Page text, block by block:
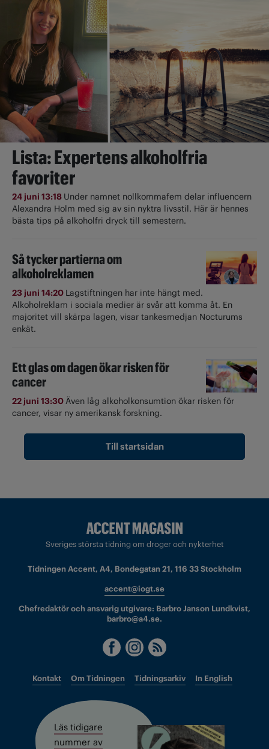
Lista: Expertens alkoholfria
favoriter
24 juni 13:18 Under namnet nollkommafem delar influencern
Alexandra Holm med sig av sin nyktra livsstil. Här är hennes
bästa tips på alkoholfri dryck till semestern.
Så tycker partierna om
alkoholreklamen
23 juni 14:20 Lagstiftningen har inte hängt med.
Alkoholreklam i sociala medier är svår att komma åt. En
majoritet vill skärpa lagen, visar tankesmedjan Nocturums
enkät.
Ett glas om dagen ökar risken för
cancer
22 juni 13:30Även låg alkoholkonsumtion ökar risken för
cancer, visar ny amerikansk forskning.
Till startsidan
Sveriges största tidning om droger och nykterhet
Tidningen Accent, A4, Bondegatan 21, 116 33 Stockholm
accent@iogt.se
Chefredaktör och ansvarig utgivare: Barbro Janson Lundkvist,
barbro@a4.se.
Kontakt Om Tidningen Tidningsarkiv In English
Läs tidigare
nummer av